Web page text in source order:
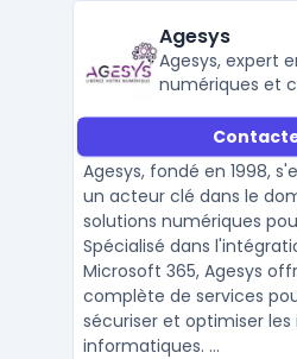
Agesys
Agesys, expert
numériques et
Agesys, fondé en 1998,
un acteur clé dans le
solutions numériques
Spécialisé dans
Microsoft 365, Agesys
complète de services
sécuriser et optimiser
informatiques. ...